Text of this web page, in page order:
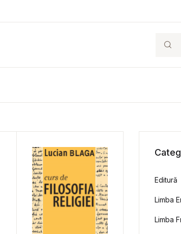
Search
Editură
Limba
Limba